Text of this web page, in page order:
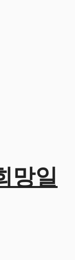
망일